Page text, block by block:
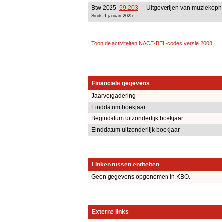
Btw 2025 59.203 - Uitgeverijen van
Sinds 1 januari 2025
Toon de activiteiten NACE-BEL-codes versie 2008
Financiële gegevens
Jaarvergadering
Einddatum boekjaar
Begindatum uitzonderlijk boekjaar
Einddatum uitzonderlijk boekjaar
Linken tussen entiteiten
Geen gegevens opgenomen in KBO.
Externe links